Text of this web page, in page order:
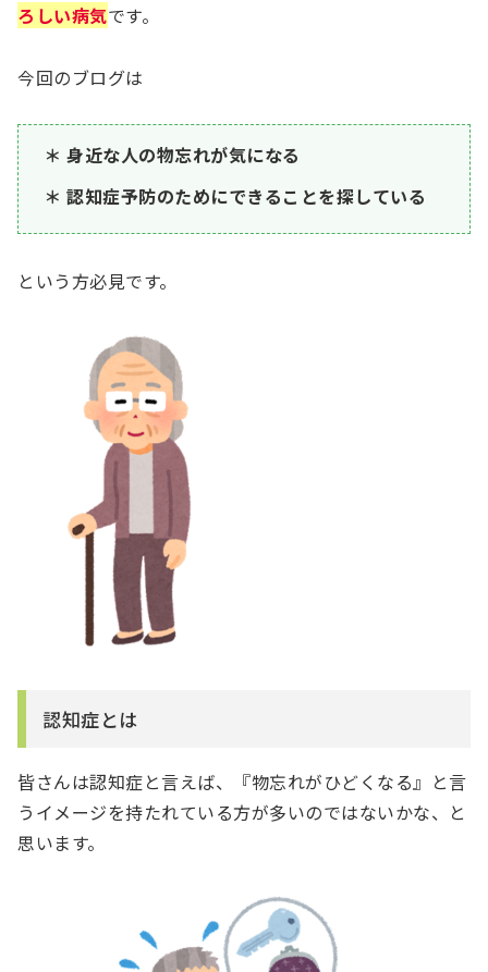
ろしい病気です。
今回のブログは
身近な人の物忘れが気になる
認知症予防のためにできることを探している
という方必見です。
認知症とは
皆さんは認知症と言えば、『物忘れがひどくなる』と言
うイメージを持たれている方が多いのではないかな、と
思います。